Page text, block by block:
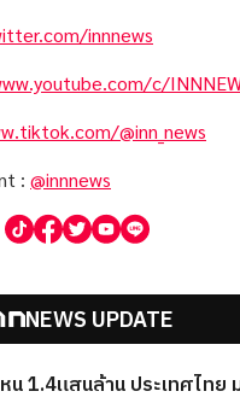
innnews
c/
@inn_news
: @innnews
NEWS UPDATE
น 1.4แสนล้าน ประเทศไทย